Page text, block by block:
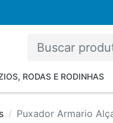
RODAS E RODINHAS
Puxador Armario